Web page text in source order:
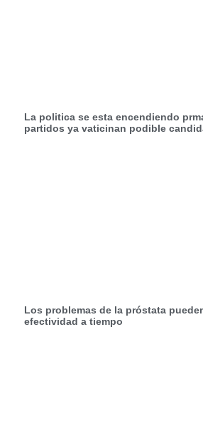
La politica se esta encendiendo
partidos ya vaticinan podible
Los problemas de la próstata
efectividad a tiempo